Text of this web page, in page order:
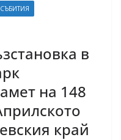
в
на 148
край